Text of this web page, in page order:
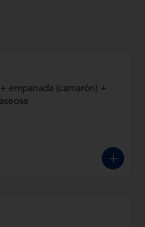
empanada (camarón) +